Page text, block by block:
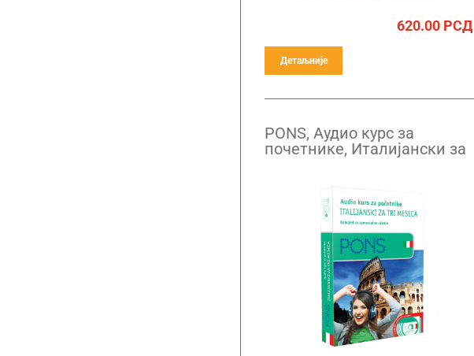
620.00РСД
Детаљније
PONS, Аудио курс за
почетнике, Италијански за